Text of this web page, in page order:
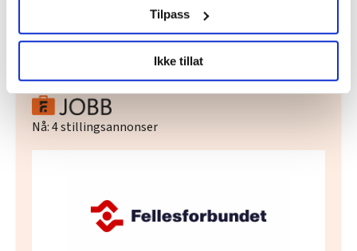
samtykke fra erklæringen om informasjonskapsler.
LO Medias publikasjoner frifagbevegelse.no, hk-nytt.no
og fontene.no bruker informasjonskapsler (cookies) for å
lære hvordan våre nettsider blir brukt slik at vi tilby
relevant innhold, tilpassede annonser og utarbeide
statistikk.
oversikten lengre ned på denne siden.
Tilpass
Ikke tillat
Del artikkel
Nå:4stillingsannonser